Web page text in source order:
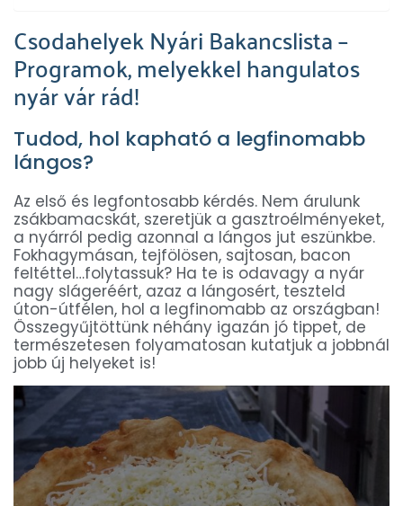
Csodahelyek Nyári Bakancslista –
Programok, melyekkel hangulatos
nyár vár rád!
Tudod, hol kapható a legfinomabb
lángos?
Az első és legfontosabb kérdés. Nem árulunk
zsákbamacskát, szeretjük a gasztroélményeket,
a nyárról pedig azonnal a lángos jut eszünkbe.
Fokhagymásan, tejfölösen, sajtosan, bacon
feltéttel…folytassuk? Ha te is odavagy a nyár
nagy slágeréért, azaz a lángosért, teszteld
úton-útfélen, hol a legfinomabb az országban!
Összegyűjtöttünk néhány igazán jó tippet, de
természetesen folyamatosan kutatjuk a jobbnál
jobb új helyeket is!